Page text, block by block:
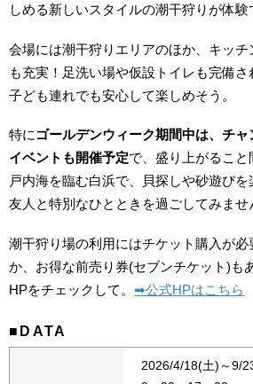
しめる新しいスタイルの潮干狩りが体験
会場には潮干狩りエリアのほか、キッチ
も充実！足洗い場や仮設トイレも完備
子ども連れでも安心して楽しめそう。
特に ゴールデンウィーク期間中は、チ
イベントも開催予定で、盛り上がるこ
戸内海を臨む白浜で、貝探しや砂遊び
友人と特別なひとときを過ごしてみませ
潮干狩り場の利用にはチケット購入が
か、お得な前売り券(セブンチケット)も
HPをチェックして。➡︎公式HPはこちら
■DATA
2026/4/18(土)～9/